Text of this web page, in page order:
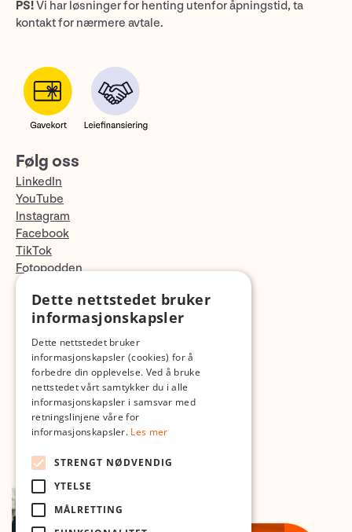
PS!Vi har løsninger for henting utenfor åpningstid, ta
kontakt for nærmere avtale.
Følg oss
LinkedIn
YouTube
Instagram
Facebook
TikTok
Fotopodden
Med forbehold om skrive- og lagerfeil
Dette nettstedet bruker
informasjonskapsler
Dette nettstedet bruker
informasjonskapsler (cookies) for å
forbedre din opplevelse. Ved å bruke
nettstedet vårt samtykker du i alle
informasjonskapsler i samsvar med
retningslinjene våre for
informasjonskapsler. Les mer
STRENGT NØDVENDIG
YTELSE
MÅLRETTING